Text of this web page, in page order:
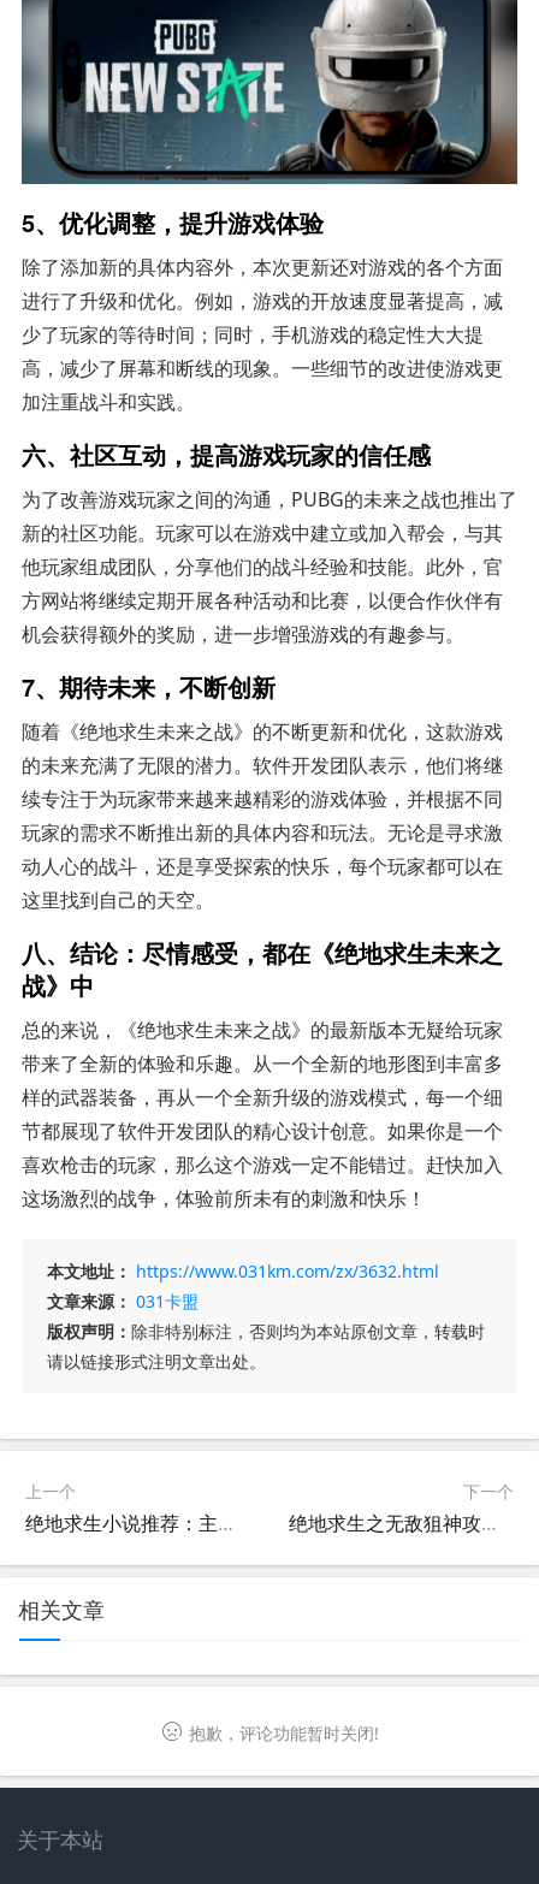
5、优化调整，提升游戏体验
除了添加新的具体内容外，本次更新还对游戏的各个方面
进行了升级和优化。例如，游戏的开放速度显著提高，减
少了玩家的等待时间；同时，手机游戏的稳定性大大提
高，减少了屏幕和断线的现象。一些细节的改进使游戏更
加注重战斗和实践。
六、社区互动，提高游戏玩家的信任感
为了改善游戏玩家之间的沟通，PUBG的未来之战也推出了
新的社区功能。玩家可以在游戏中建立或加入帮会，与其
他玩家组成团队，分享他们的战斗经验和技能。此外，官
方网站将继续定期开展各种活动和比赛，以便合作伙伴有
机会获得额外的奖励，进一步增强游戏的有趣参与。
7、期待未来，不断创新
随着《绝地求生未来之战》的不断更新和优化，这款游戏
的未来充满了无限的潜力。软件开发团队表示，他们将继
续专注于为玩家带来越来越精彩的游戏体验，并根据不同
玩家的需求不断推出新的具体内容和玩法。无论是寻求激
动人心的战斗，还是享受探索的快乐，每个玩家都可以在
这里找到自己的天空。
八、结论：尽情感受，都在《绝地求生未来之
战》中
总的来说，《绝地求生未来之战》的最新版本无疑给玩家
带来了全新的体验和乐趣。从一个全新的地形图到丰富多
样的武器装备，再从一个全新升级的游戏模式，每一个细
节都展现了软件开发团队的精心设计创意。如果你是一个
喜欢枪击的玩家，那么这个游戏一定不能错过。赶快加入
这场激烈的战争，体验前所未有的刺激和快乐！
本文地址： https://www.031km.com/zx/3632.html
文章来源： 031卡盟
版权声明： 除非特别标注，否则均为本站原创文章，转载时
请以链接形式注明文章出处。
上一个
绝地求生小说推荐：主角遇见女主的精彩剧情-绝地求生小说中主角与女主相遇的经典情节
下一个
绝地求生之无敌狙神攻略-绝地求生无敌狙神技巧与实战分析
相关文章
抱歉，评论功能暂时关闭!
关于本站